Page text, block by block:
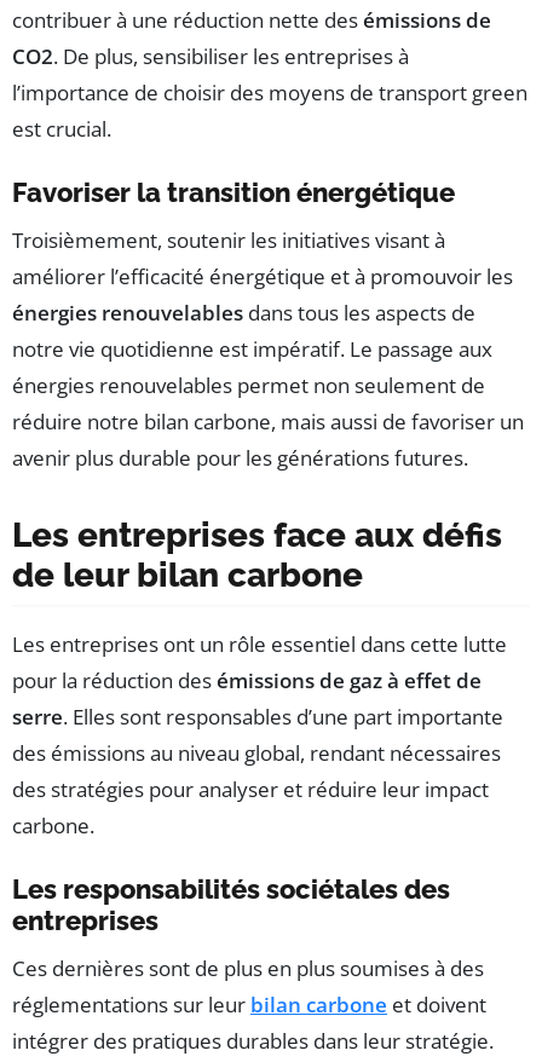
contribuer à une réduction nette desémissions de
CO2. De plus, sensibiliser les entreprises à
l’importance de choisir des moyens de transport green
est crucial.
Favoriser la transition énergétique
Troisièmement, soutenir les initiatives visant à
améliorer l’efficacité énergétique et à promouvoir les
énergies renouvelables dans tous les aspects de
notre vie quotidienne est impératif. Le passage aux
énergies renouvelables permet non seulement de
réduire notre bilan carbone, mais aussi de favoriser un
avenir plus durable pour les générations futures.
Les entreprises face aux défis
de leur bilan carbone
Les entreprises ont un rôle essentiel dans cette lutte
pour la réduction desémissions de gaz à effet de
serre. Elles sont responsables d’une part importante
des émissions au niveau global, rendant nécessaires
des stratégies pour analyser et réduire leur impact
carbone.
Les responsabilités sociétales des
entreprises
Ces dernières sont de plus en plus soumises à des
réglementations sur leur bilan carbone et doivent
intégrer des pratiques durables dans leur stratégie.